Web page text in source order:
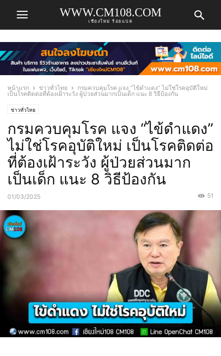
WWW.CM108.COM
เชียงใหม่ ร้อยแปด
หน้าแรก ข่าวทั่วไทย
กรมควบคุมโรค แจง “ไข้ดำแดง” ไม่ใช่โรคอุบัติใหม่
เป็นโรคติดต่อที่ต้องเฝ้าระวัง ผู้ป่วยส่วนมากเป็นเด็ก แนะ 8 วิธีป้องกัน
ข่าวทั่วไทย
กรมควบคุมโรค แจง “ไข้ดำแดง”
ไม่ใช่โรคอุบัติใหม่ เป็นโรคติดต่อ
ที่ต้องเฝ้าระวัง ผู้ป่วยส่วนมาก
เป็นเด็ก แนะ 8 วิธีป้องกัน
01/03/2025 51